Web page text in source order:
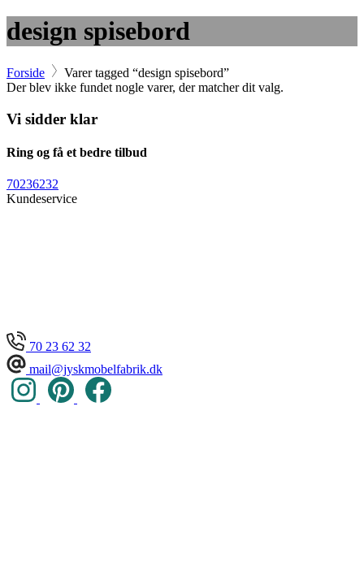
design spisebord
Forside
Varer tagged “design spisebord”
Der blev ikke fundet nogle varer, der matcher dit valg.
Vi sidder klar
Ring og få et bedre tilbud
70236232
Kundeservice
70 23 62 32
mail@jyskmobelfabrik.dk